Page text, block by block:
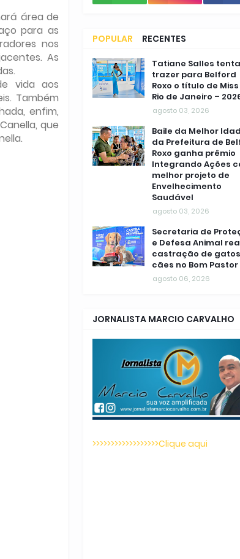
área de
para as
nos
As
vida aos
Também
enfim,
que
POPULAR
RECENTES
COMENTÁRIOSTatiane Salles tenta
trazer para Belford
Roxo o título de Miss
Rio de Janeiro –
agosto 03, 2026
Baile da Melhor
da Prefeitura de
Roxo ganha prêmio
Integrando Ações
melhor projeto de
Envelhecimento
Saudável
agosto 03, 2026
Secretaria de
e Defesa Animal
castração de
cães no Bom Pastor
agosto 06, 2026
JORNALISTA MARCIO CARVALHO
>>>>>>>>>>>>>>>>>>Clique aqui